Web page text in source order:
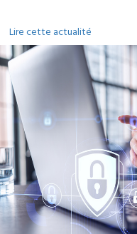
Lire cette actualité